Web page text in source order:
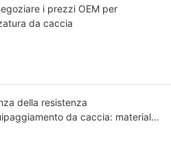
i prezzi OEM per
da caccia
della resistenza
da caccia: materiali